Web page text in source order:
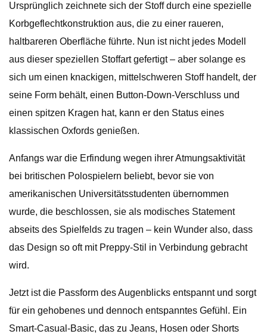
Ursprünglich zeichnete sich der Stoff durch eine spezielle
Korbgeflechtkonstruktion aus, die zu einer raueren,
haltbareren Oberfläche führte. Nun ist nicht jedes Modell
aus dieser speziellen Stoffart gefertigt – aber solange es
sich um einen knackigen, mittelschweren Stoff handelt, der
seine Form behält, einen Button-Down-Verschluss und
einen spitzen Kragen hat, kann er den Status eines
klassischen Oxfords genießen.
Anfangs war die Erfindung wegen ihrer Atmungsaktivität
bei britischen Polospielern beliebt, bevor sie von
amerikanischen Universitätsstudenten übernommen
wurde, die beschlossen, sie als modisches Statement
abseits des Spielfelds zu tragen – kein Wunder also, dass
das Design so oft mit Preppy-Stil in Verbindung gebracht
wird.
Jetzt ist die Passform des Augenblicks entspannt und sorgt
für ein gehobenes und dennoch entspanntes Gefühl. Ein
Smart-Casual-Basic, das zu Jeans, Hosen oder Shorts